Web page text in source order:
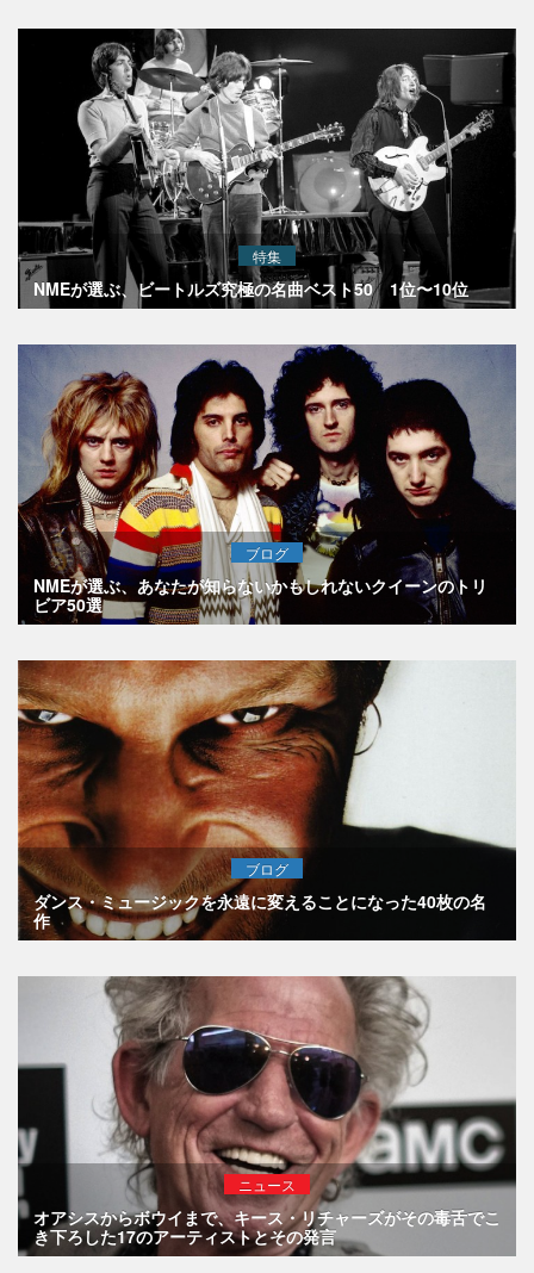
特集
NMEが選ぶ、ビートルズ究極の名曲ベスト50 1位〜10位
ブログ
NMEが選ぶ、あなたが知らないかもしれないクイーンのトリ
ビア50選
ブログ
ダンス・ミュージックを永遠に変えることになった40枚の名
作
ニュース
オアシスからボウイまで、キース・リチャーズがその毒舌でこ
き下ろした17のアーティストとその発言